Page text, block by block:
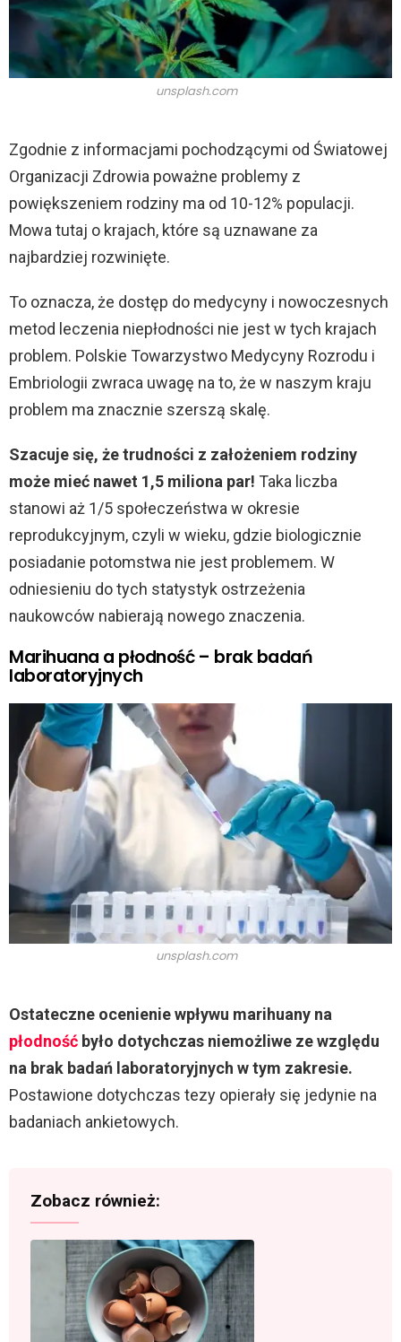
unsplash.com
Zgodnie z informacjami pochodzącymi od Światowej
Organizacji Zdrowia poważne problemy z
powiększeniem rodziny ma od 10-12% populacji.
Mowa tutaj o krajach, które są uznawane za
najbardziej rozwinięte.
To oznacza, że dostęp do medycyny i nowoczesnych
metod leczenia niepłodności nie jest w tych krajach
problem. Polskie Towarzystwo Medycyny Rozrodu i
Embriologii zwraca uwagę na to, że w naszym kraju
problem ma znacznie szerszą skalę.
Szacuje się, że trudności z założeniem rodziny
może mieć nawet 1,5 miliona par! Taka liczba
stanowi aż 1/5 społeczeństwa w okresie
reprodukcyjnym, czyli w wieku, gdzie biologicznie
posiadanie potomstwa nie jest problemem. W
odniesieniu do tych statystyk ostrzeżenia
naukowców nabierają nowego znaczenia.
Marihuana a płodność – brak badań
laboratoryjnych
unsplash.com
Ostateczne ocenienie wpływu marihuany na
płodność było dotychczas niemożliwe ze względu
na brak badań laboratoryjnych w tym zakresie.
Postawione dotychczas tezy opierały się jedynie na
badaniach ankietowych.
Zobacz również: